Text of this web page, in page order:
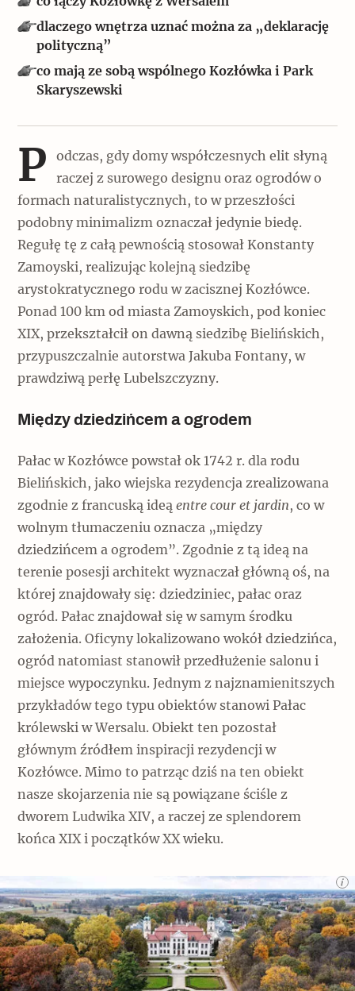
Popularne
Wskazówki idą w dobrą stronę
Memento dla modernizmu
Zabytek niejedno ma imię
Popularne
Niewykonalne? Nie dla Wawelu
Archeologia
Świat
Zabierz mapę na wakacje!
dlaczego wnętrza uznać można za „deklarację
polityczną”
co mają ze sobą wspólnego Kozłówka i Park
Skaryszewski
P
odczas, gdy domy współczesnych elit słyną
raczej z surowego designu oraz ogrodów o
formach naturalistycznych, to w przeszłości
podobny minimalizm oznaczał jedynie biedę.
Regułę tę z całą pewnością stosował Konstanty
Zamoyski, realizując kolejną siedzibę
arystokratycznego rodu w zacisznej Kozłówce.
Ponad 100 km od miasta Zamoyskich, pod koniec
XIX, przekształcił on dawną siedzibę Bielińskich,
przypuszczalnie autorstwa Jakuba Fontany, w
prawdziwą perłę Lubelszczyzny.
Między dziedzińcem a ogrodem
Pałac w Kozłówce powstał ok 1742 r. dla rodu
Bielińskich, jako wiejska rezydencja zrealizowana
zgodnie z francuską ideąentre cour et jardin, co w
wolnym tłumaczeniu oznacza „między
dziedzińcem a ogrodem”. Zgodnie z tą ideą na
terenie posesji architekt wyznaczał główną oś, na
której znajdowały się: dziedziniec, pałac oraz
ogród. Pałac znajdował się w samym środku
założenia. Oficyny lokalizowano wokół dziedzińca,
ogród natomiast stanowił przedłużenie salonu i
miejsce wypoczynku. Jednym z najznamienitszych
przykładów tego typu obiektów stanowi Pałac
królewski w Wersalu. Obiekt ten pozostał
głównym źródłem inspiracji rezydencji w
Kozłówce. Mimo to patrząc dziś na ten obiekt
nasze skojarzenia nie są powiązane ściśle z
dworem Ludwika XIV, a raczej ze splendorem
końca XIX i początków XX wieku.